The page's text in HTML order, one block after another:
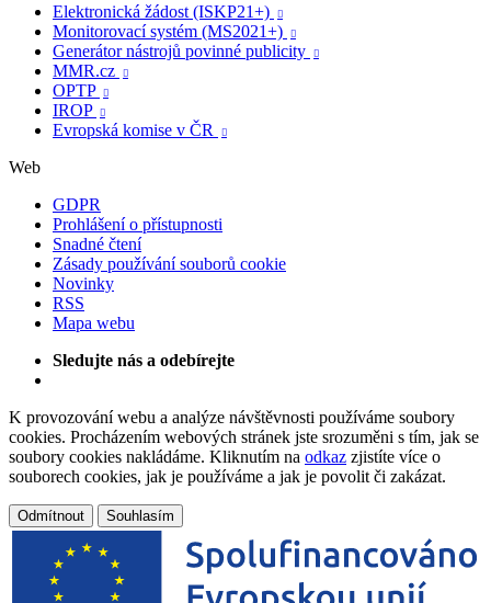
Elektronická žádost (ISKP21+)

Monitorovací systém (MS2021+) 
Generátor nástrojů povinné publicity 
MMR.cz 
OPTP 
IROP 
Evropská komise v ČR 
Web
GDPR
Prohlášení o přístupnosti
Snadné čtení
Zásady používání souborů cookie
Novinky
RSS
Mapa webu
Sledujte nás a odebírejte
K provozování webu a analýze návštěvnosti používáme soubory
cookies. Procházením webových stránek jste srozuměni s tím, jak se
soubory cookies nakládáme. Kliknutím na odkaz zjistíte více o
souborech cookies, jak je používáme a jak je povolit či zakázat.
Odmítnout Souhlasím